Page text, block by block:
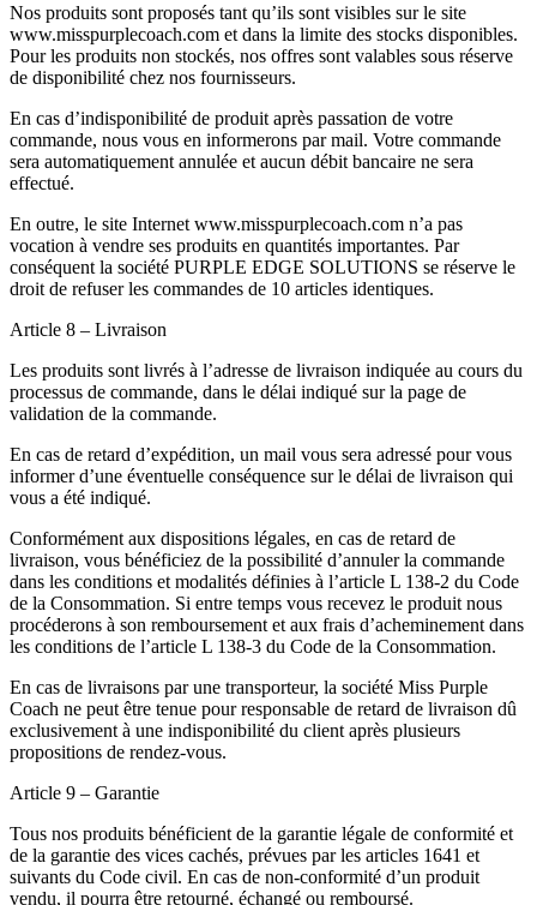
Nos produits sont proposés tant qu’ils sont visibles sur le site
www.misspurplecoach.com et dans la limite des stocks disponibles.
Pour les produits non stockés, nos offres sont valables sous réserve
de disponibilité chez nos fournisseurs.
En cas d’indisponibilité de produit après passation de votre
commande, nous vous en informerons par mail. Votre commande
sera automatiquement annulée et aucun débit bancaire ne sera
effectué.
En outre, le site Internet www.misspurplecoach.com n’a pas
vocation à vendre ses produits en quantités importantes. Par
conséquent la société PURPLE EDGE SOLUTIONS se réserve le
droit de refuser les commandes de 10 articles identiques.
Article 8 – Livraison
Les produits sont livrés à l’adresse de livraison indiquée au cours du
processus de commande, dans le délai indiqué sur la page de
validation de la commande.
En cas de retard d’expédition, un mail vous sera adressé pour vous
informer d’une éventuelle conséquence sur le délai de livraison qui
vous a été indiqué.
Conformément aux dispositions légales, en cas de retard de
livraison, vous bénéficiez de la possibilité d’annuler la commande
dans les conditions et modalités définies à l’article L 138-2 du Code
de la Consommation. Si entre temps vous recevez le produit nous
procéderons à son remboursement et aux frais d’acheminement dans
les conditions de l’article L 138-3 du Code de la Consommation.
En cas de livraisons par une transporteur, la société Miss Purple
Coach ne peut être tenue pour responsable de retard de livraison dû
exclusivement à une indisponibilité du client après plusieurs
propositions de rendez-vous.
Article 9 – Garantie
Tous nos produits bénéficient de la garantie légale de conformité et
de la garantie des vices cachés, prévues par les articles 1641 et
suivants du Code civil. En cas de non-conformité d’un produit
vendu, il pourra être retourné, échangé ou remboursé.